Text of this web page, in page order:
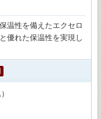
温性を備えたエクセロ
優れた保温性を実現し